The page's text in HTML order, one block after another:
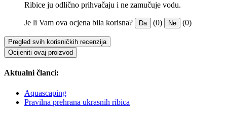
Ribice ju odlično prihvačaju i ne zamučuje vodu.
Je li Vam ova ocjena bila korisna? Da (0) Ne (0)
Pregled svih korisničkih recenzija
Ocijeniti ovaj proizvod
Aktualni članci:
Aquascaping
Pravilna prehrana ukrasnih ribica